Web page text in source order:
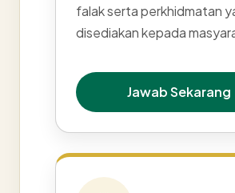
falak serta perkhidmatan
disediakan kepada
Jawab Sekarang